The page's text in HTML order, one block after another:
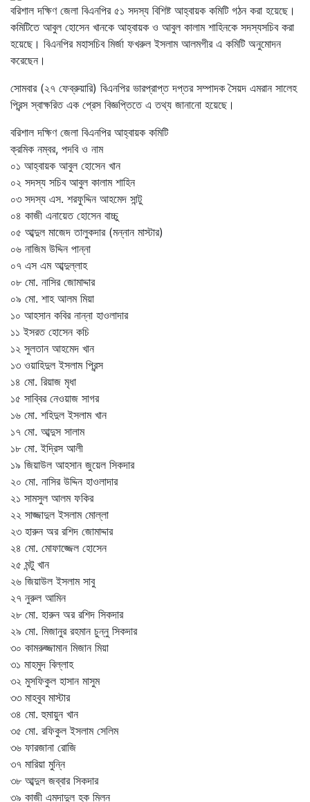
বরিশাল দক্ষিণ জেলা বিএনপির ৫১ সদস্য বিশিষ্ট আহ্বায়ক কমিটি গঠন করা হয়েছে।
কমিটিতে আবুল হোসেন খানকে আহ্বায়ক ও আবুল কালাম শাহিনকে সদস্যসচিব করা
হয়েছে। বিএনপির মহাসচিব মির্জা ফখরুল ইসলাম আলমগীর এ কমিটি অনুমোদন
করেছেন।
সোমবার (২৭ ফেব্রুয়ারি) বিএনপির ভারপ্রাপ্ত দপ্তর সম্পাদক সৈয়দ এমরান সালেহ
প্রিন্স স্বাক্ষরিত এক প্রেস বিজ্ঞপ্তিতে এ তথ্য জানানো হয়েছে।
বরিশাল দক্ষিণ জেলা বিএনপির আহ্বায়ক কমিটি
ক্রমিক নম্বর, পদবি ও নাম
০১ আহ্বায়ক আবুল হোসেন খান
০২ সদস্য সচিব আবুল কালাম শাহিন
০৩ সদস্য এস. শরফুদ্দিন আহমেদ সান্টু
০৪ কাজী এনায়েত হোসেন বাচ্চু
০৫ আব্দুল মাজেদ তালুকদার (মন্নান মাস্টার)
০৬ নাজিম উদ্দিন পান্না
০৭ এস এম আব্দুল্লাহ
০৮ মো. নাসির জোমাদ্দার
০৯ মো. শাহ আলম মিয়া
১০ আহসান কবির নান্না হাওলাদার
১১ ইসরত হোসেন কচি
১২ সুলতান আহমেদ খান
১৩ ওয়াহিদুল ইসলাম প্রিন্স
১৪ মো. রিয়াজ মৃধা
১৫ সাব্বির নেওয়াজ সাগর
১৬ মো. শহিদুল ইসলাম খান
১৭ মো. আব্দুস সালাম
১৮ মো. ইদ্রিস আলী
১৯ জিয়াউল আহসান জুয়েল সিকদার
২০ মো. নাসির উদ্দিন হাওলাদার
২১ সামসুল আলম ফকির
২২ সাজ্জাদুল ইসলাম মোল্লা
২৩ হারুন অর রশিদ জোমাদ্দার
২৪ মো. মোফাজ্জেল হোসেন
২৫ মন্টু খান
২৬ জিয়াউল ইসলাম সাবু
২৭ নুরুল আমিন
২৮ মো. হারুন অর রশিদ সিকদার
২৯ মো. মিজানুর রহমান চুন্নু সিকদার
৩০ কামরুজ্জামান মিজান মিয়া
৩১ মাহমুদ বিল্লাহ
৩২ মুসফিকুল হাসান মাসুম
৩৩ মাহবুব মাস্টার
৩৪ মো. হুমায়ুন খান
৩৫ মো. রফিকুল ইসলাম সেলিম
৩৬ ফারজানা রোজি
৩৭ মারিয়া মুন্নি
৩৮ আব্দুল জব্বার সিকদার
৩৯ কাজী এমদাদুল হক মিলন